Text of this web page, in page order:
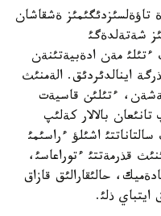
تاؤةلسئزدئگئمئز ةشقاشان
شةتةلدةگئ
ءتئلئ مةن ادةبيةتئنةن
اينالدئردئق. الةمنئث
ءتئلئن قاسيةت
بالالار كةلئپ
اشئلؤ ءراسئمئ
قذرمةتتئ ءتوراعاسئ،
حالئقارالئق قازاق
ايتباي ذلئ.